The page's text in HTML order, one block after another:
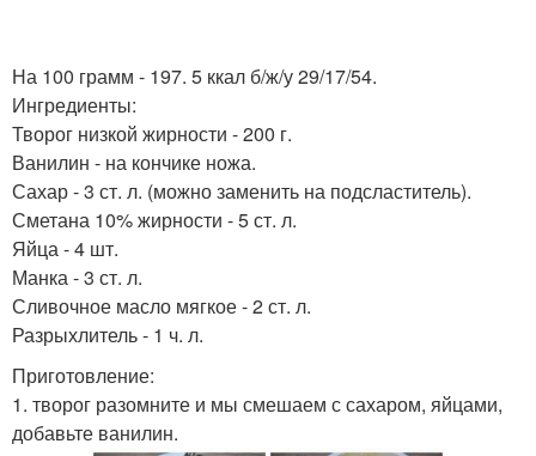
На 100 грамм - 197. 5 ккал б/ж/у 29/17/54.
Ингредиенты:
Творог низкой жирности - 200 г.
Ванилин - на кончике ножа.
Сахар - 3 ст. л. (можно заменить на подсластитель).
Сметана 10% жирности - 5 ст. л.
Яйца - 4 шт.
Манка - 3 ст. л.
Сливочное масло мягкое - 2 ст. л.
Разрыхлитель - 1 ч. л.
Приготовление:
1. творог разомните и мы смешаем с сахаром, яйцами,
добавьте ванилин.